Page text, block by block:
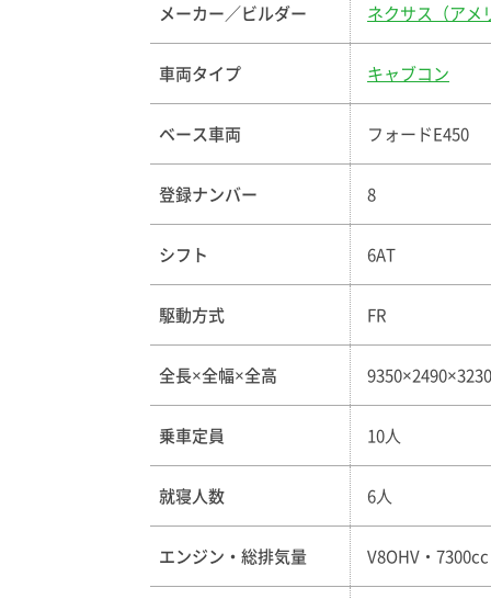
メーカー／ビルダー ネクサス（アメ
車両タイプ キャブコン
ベース車両 フォードE450
登録ナンバー 8
シフト 6AT
駆動方式 FR
全長×全幅×全高
乗車定員 10人
就寝人数 6人
エンジン・総排気量 V8OHV・7300cc